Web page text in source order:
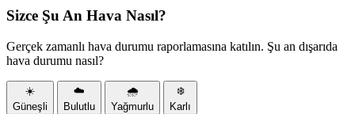
Sizce Şu An Hava Nasıl?
Gerçek zamanlı hava durumu raporlamasına katılın. Şu an dışarıda
hava durumu nasıl?
☀️
Güneşli
☁️
Bulutlu
🌧️
Yağmurlu
❄️
Karlı